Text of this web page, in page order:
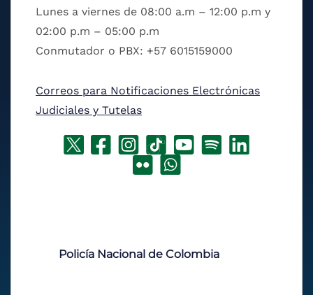
Lunes a viernes de 08:00 a.m – 12:00 p.m y
02:00 p.m – 05:00 p.m
Conmutador o PBX: +57 6015159000
Correos para Notificaciones Electrónicas
Judiciales y Tutelas
Policía Nacional de Colombia